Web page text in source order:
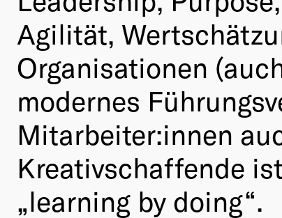
Agilität,
Organisationen
modernes
Mitarbeiter:innen
Kreativschaffende
„learning by doing“.